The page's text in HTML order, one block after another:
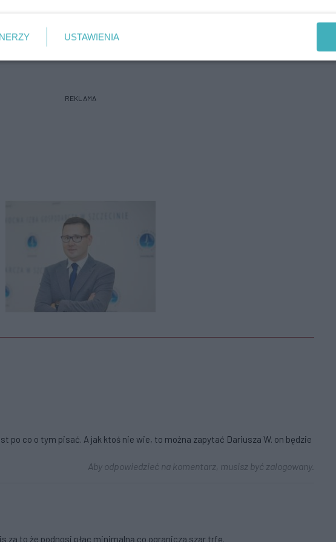
REKLAMA
po co o tym pisać. A jak ktoś nie wie, to można zapytać Dariusza W. on będzie
Aby odpowiedzieć na komentarz, musisz być zalogowany.
za to że podnosi płac minimalną co ogranicza szar trfę.
USTAWIENIA